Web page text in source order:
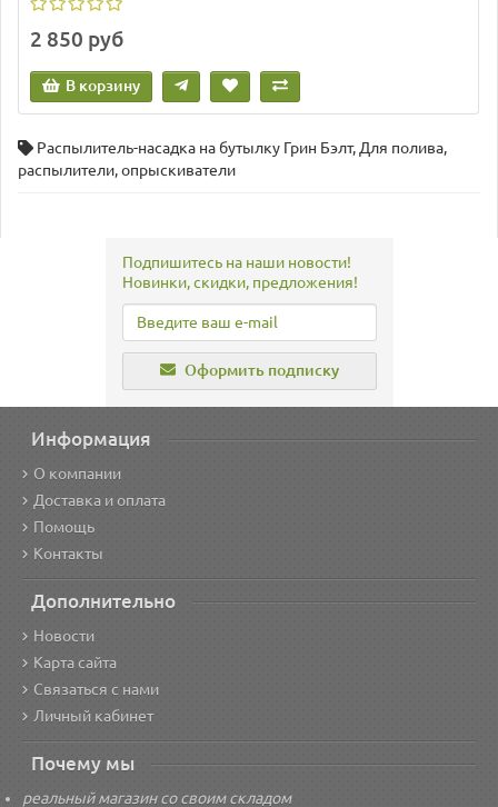
2 850 руб
В корзину
Распылитель-насадка на бутылку Грин Бэлт, Для полива,
распылители,опрыскиватели
Подпишитесь на наши новости!
Новинки, скидки, предложения!
Оформить подписку
Информация
О компании
Доставка и оплата
Помощь
Контакты
Дополнительно
Новости
Карта сайта
Связаться с нами
Личный кабинет
Почему мы
реальный магазин со своим складом